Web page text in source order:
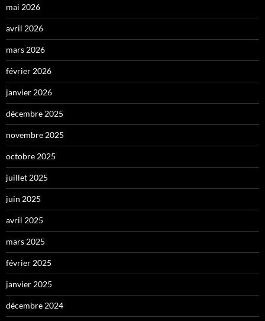
mai 2026
avril 2026
mars 2026
février 2026
janvier 2026
décembre 2025
novembre 2025
octobre 2025
juillet 2025
juin 2025
avril 2025
mars 2025
février 2025
janvier 2025
décembre 2024